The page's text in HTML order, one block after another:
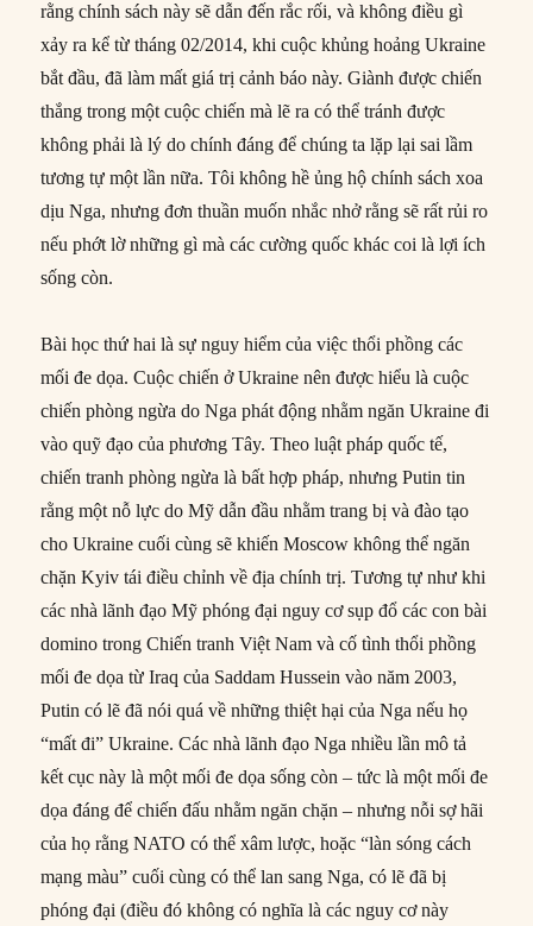
rằng chính sách này sẽ dẫn đến rắc rối, và không điều gì
xảy ra kể từ tháng 02/2014, khi cuộc khủng hoảng Ukraine
bắt đầu, đã làm mất giá trị cảnh báo này. Giành được chiến
thắng trong một cuộc chiến mà lẽ ra có thể tránh được
không phải là lý do chính đáng để chúng ta lặp lại sai lầm
tương tự một lần nữa. Tôi không hề ủng hộ chính sách xoa
dịu Nga, nhưng đơn thuần muốn nhắc nhở rằng sẽ rất rủi ro
nếu phớt lờ những gì mà các cường quốc khác coi là lợi ích
sống còn.
Bài học thứ hai là sự nguy hiểm của việc thổi phồng các
mối đe dọa. Cuộc chiến ở Ukraine nên được hiểu là cuộc
chiến phòng ngừa do Nga phát động nhằm ngăn Ukraine đi
vào quỹ đạo của phương Tây. Theo luật pháp quốc tế,
chiến tranh phòng ngừa là bất hợp pháp, nhưng Putin tin
rằng một nỗ lực do Mỹ dẫn đầu nhằm trang bị và đào tạo
cho Ukraine cuối cùng sẽ khiến Moscow không thể ngăn
chặn Kyiv tái điều chỉnh về địa chính trị. Tương tự như khi
các nhà lãnh đạo Mỹ phóng đại nguy cơ sụp đổ các con bài
domino trong Chiến tranh Việt Nam và cố tình thổi phồng
mối đe dọa từ Iraq của Saddam Hussein vào năm 2003,
Putin có lẽ đã nói quá về những thiệt hại của Nga nếu họ
“mất đi” Ukraine. Các nhà lãnh đạo Nga nhiều lần mô tả
kết cục này là một mối đe dọa sống còn – tức là một mối đe
dọa đáng để chiến đấu nhằm ngăn chặn – nhưng nỗi sợ hãi
của họ rằng NATO có thể xâm lược, hoặc “làn sóng cách
mạng màu” cuối cùng có thể lan sang Nga, có lẽ đã bị
phóng đại (điều đó không có nghĩa là các nguy cơ này